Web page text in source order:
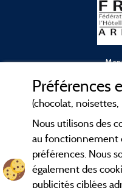
Conditions
Préférences
(chocolat, noisettes,
Nous utilisons des
au fonctionnement
préférences. Nous
également des
publicités ciblées